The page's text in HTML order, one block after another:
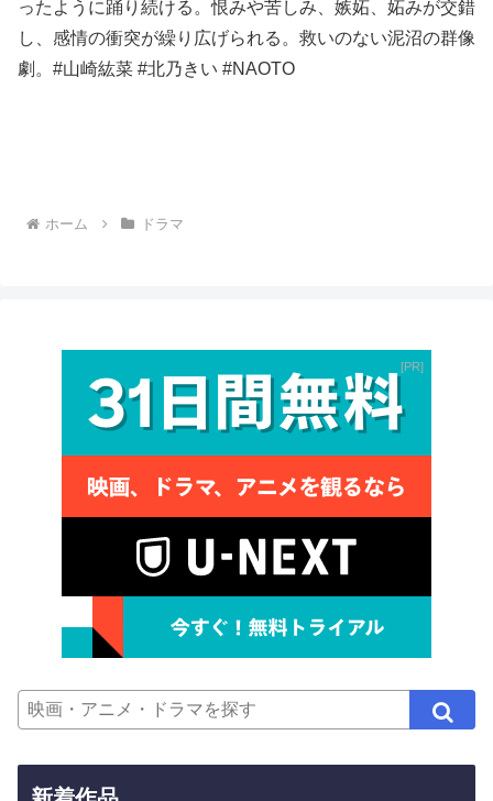
ったように踊り続ける。恨みや苦しみ、嫉妬、妬みが交錯
し、感情の衝突が繰り広げられる。救いのない泥沼の群像
劇。#山崎紘菜 #北乃きい #NAOTO
ホーム ドラマ
PR